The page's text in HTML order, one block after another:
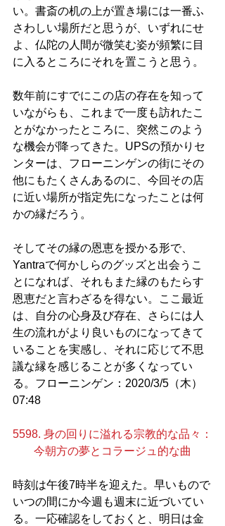
い。書斎の机の上が置き場には一番ふ
さわしい場所だと思うが、いずれにせ
よ、仏陀の人間が微笑む姿が頻繁に目
に入るところにそれを置こうと思う。
数年前にすでにこの店の存在を知って
いながらも、これまで一度も訪れたこ
とがなかったところに、突然このよう
な機会が降ってきた。UPSの預かりセ
ンターは、フローニンゲンの街にその
他にもたくさんあるのに、今回その店
に近い場所が指定先になったことは何
かの縁だろう。
そしてその縁の恩恵を授かる形で、
Yantraで何かしらのグッズと出会うこ
とになれば、それもまた縁のもたらす
恩恵だと言わざるを得ない。ここ最近
は、自分の心身及び存在、さらには人
生の流れがより良いものになってきて
いることを実感し、それに応じて不思
議な縁を感じることが多くなってい
る。フローニンゲン：2020/3/5（木）
07:48
5598. 身の回りに溢れる宗教的な品々：
今朝方の夢とコラージュ的な曲
時刻は午後7時半を迎えた。早いもので
いつの間にか今週も週末に近づいてい
る。一応確認をしておくと、明日は金